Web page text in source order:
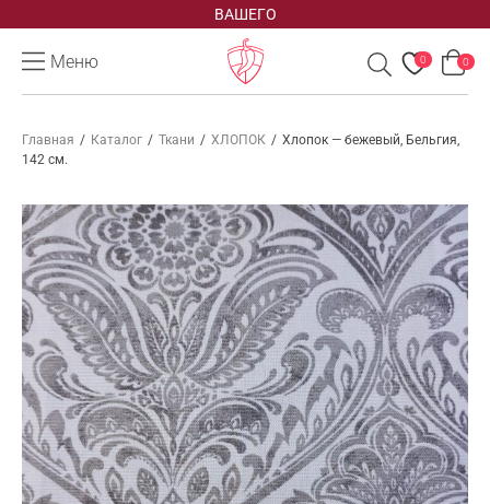
ВАШЕГО
Меню 0 0
Главная / Каталог / Ткани / ХЛОПОК / Хлопок — бежевый, Бельгия,
142 см.